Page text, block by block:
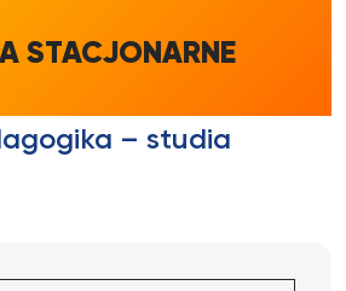
STACJONARNE
– studia